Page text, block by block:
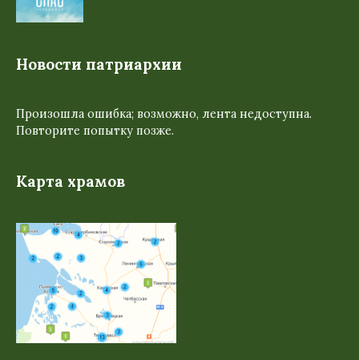
Новости патриархии
Произошла ошибка; возможно, лента недоступна.
Повторите попытку позже.
Карта храмов